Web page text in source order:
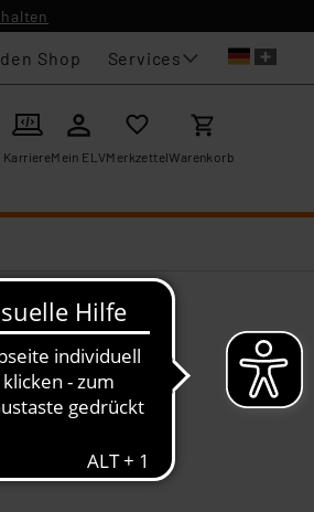
Shop Services
KarriereMein ELVMerkzettelWarenkorb